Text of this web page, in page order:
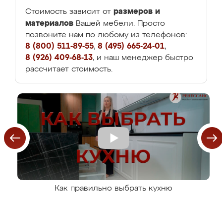
Стоимость зависит от размеров и
материалов Вашей мебели. Просто
позвоните нам по любому из телефонов:
8 (800) 511-89-55, 8 (495) 665-24-01,
8 (926) 409-68-13, и наш менеджер быстро
рассчитает стоимость.
Как правильно выбрать кухню